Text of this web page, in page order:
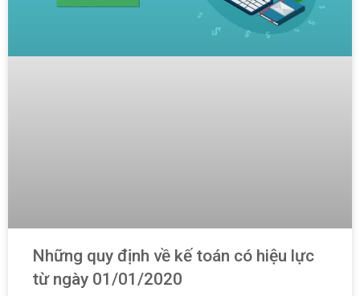
Những quy định về kế toán có hiệu lực
từ ngày 01/01/2020